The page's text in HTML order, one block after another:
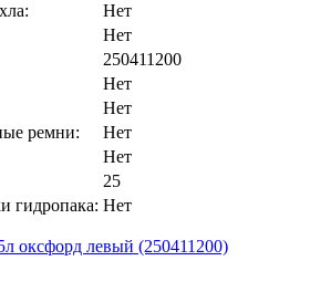
Нет
Нет
250411200
Нет
Нет
ремни:
Нет
Нет
25
гидропака: Нет
оксфорд левый (250411200)